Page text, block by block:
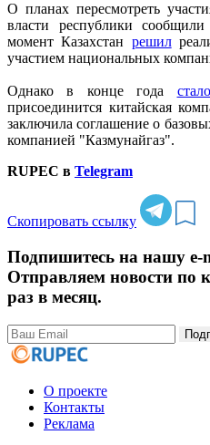
О планах пересмотреть
власти республики
момент Казахстан решил
участием национальных
Однако в конце года стало
присоединится китайская
заключила соглашение о
компанией "Казмунайгаз".
RUPEC в Telegram
Скопировать ссылку
Подпишитесь на нашу e-
Отправляем новости по
раз в месяц.
О проекте
Контакты
Реклама